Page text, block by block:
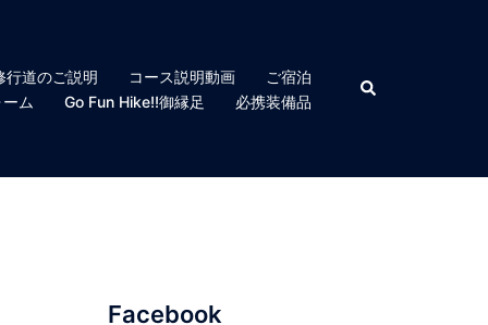
行道のご説明 コース説明動画
ご宿泊
ム
Go Fun Hike!!御縁足 必携装備品
検
索
Facebook